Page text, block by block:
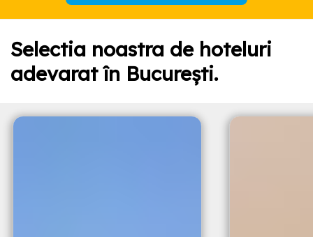
Selectia noastra de hoteluri
adevarat în București.